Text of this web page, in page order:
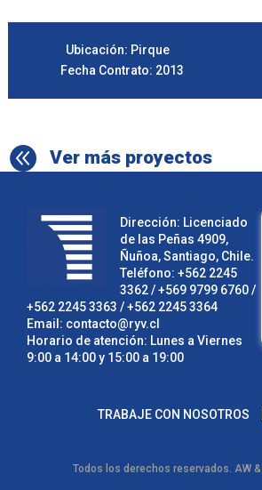
Ubicación: Pirque
Fecha Contrato: 2013
 Ver más proyectos
Dirección: Licenciado
de las Peñas 4909,
Ñuñoa, Santiago, Chile.
Teléfono: +562 2245
3362/ +569 9799 6760 /
+562 2245 3363 /+562 2245 3364
Email: contacto@ryv.cl
Horario de atención: Lunes a Viernes
9:00 a 14:00 y 15:00 a 19:00
TRABAJE CON NOSOTROS
Todos los derechos reservados. AW&